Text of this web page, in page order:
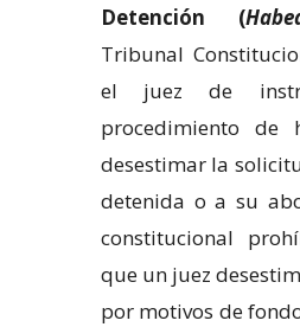
Detención (
Tribunal
el juez de
procedimiento de
desestimar la
detenida o a su
constitucional
que un juez
por motivos de